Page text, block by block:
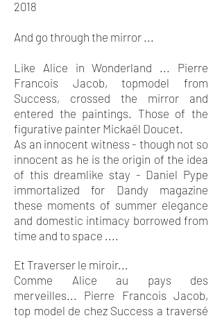
2018
And go through the mirror ...
Like Alice in Wonderland ... Pierre
Francois Jacob, topmodel from
Success, crossed the mirror and
entered the paintings. Those of the
figurative painter Mickaël Doucet.
As an innocent witness - though not so
innocent as he is the origin of the idea
of this dreamlike stay - Daniel Pype
immortalized for Dandy magazine
these moments of summer elegance
and domestic intimacy borrowed from
time and to space ....
Et Traverser le miroir...
Comme Alice au pays des
merveilles... Pierre Francois Jacob,
top model de chez Success a traversé